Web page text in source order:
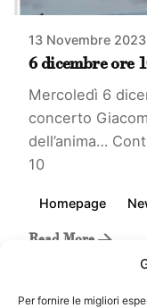
Per fornire le migliori
13 Novembre 2023
6 dicembre ore
Mercoledì 6
concerto
dell’anima…
10
Homepage
Read More